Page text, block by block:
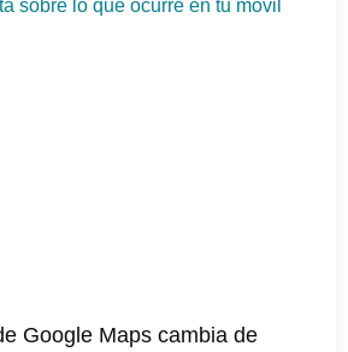
Google Maps cambia de